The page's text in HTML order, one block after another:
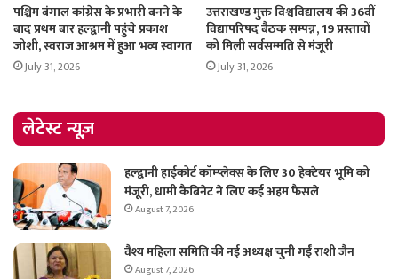
पश्चिम बंगाल कांग्रेस के प्रभारी बनने के
बाद प्रथम बार हल्द्वानी पहुंचे प्रकाश
जोशी, स्वराज आश्रम में हुआ भव्य स्वागत
July 31, 2026
उत्तराखण्ड मुक्त विश्वविद्यालय की 36वीं
विद्यापरिषद बैठक सम्पन्न, 19 प्रस्तावों
को मिली सर्वसम्मति से मंजूरी
July 31, 2026
लेटेस्ट न्यूज़
हल्द्वानी हाईकोर्ट कॉम्प्लेक्स के लिए 30 हेक्टेयर भूमि को
मंजूरी, धामी कैबिनेट ने लिए कई अहम फैसले
August 7, 2026
वैश्य महिला समिति की नई अध्यक्ष चुनी गईं राशी जैन
August 7, 2026